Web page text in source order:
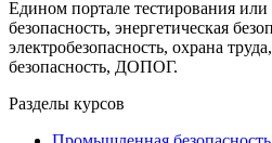
Едином портале тестирования
безопасность, энергетическая
электробезопасность, охрана
безопасность, ДОПОГ.
Разделы курсов